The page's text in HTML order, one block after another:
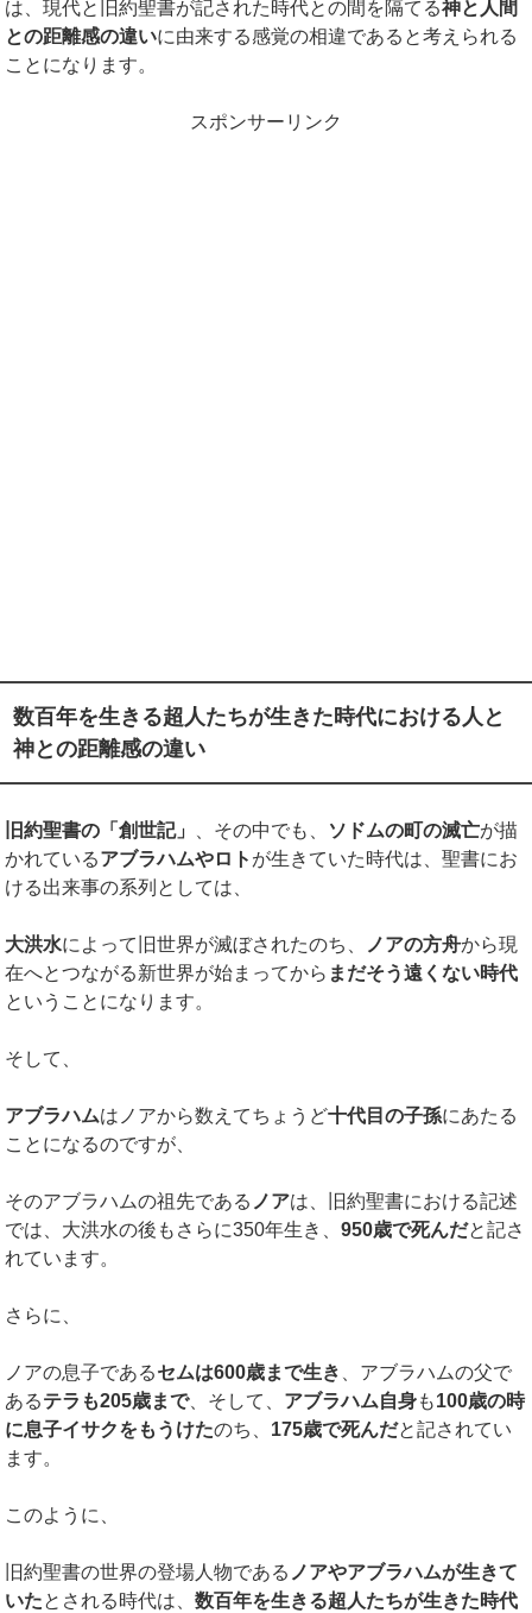
は、現代と旧約聖書が記された時代との間を隔てる神と人間
との距離感の違いに由来する感覚の相違であると考えられる
ことになります。
スポンサーリンク
数百年を生きる超人たちが生きた時代における人と
神との距離感の違い
旧約聖書の「創世記」 、その中でも、 ソドムの町の滅亡が描
かれているアブラハムやロト が生きていた時代は、聖書にお
ける出来事の系列としては、
大洪水によって旧世界が滅ぼされたのち、 ノアの方舟から現
在へとつながる新世界が始まってから まだそう遠くない時代
ということになります。
そして、
アブラハムはノアから数えてちょうど十代目の子孫にあたる
ことになるのですが、
そのアブラハムの祖先である ノアは、旧約聖書における記述
では、大洪水の後もさらに350年生き、950歳で死んだと記さ
れています。
さらに、
ノアの息子であるセムは600歳まで生き 、アブラハムの父で
あるテラも205歳まで、そして、 アブラハム自身も100歳の時
に息子イサクをもうけたのち、 175歳で死んだと記されてい
ます。
このように、
旧約聖書の世界の登場人物である ノアやアブラハムが生きて
いたとされる時代は、数百年を生きる超人たちが生きた時代